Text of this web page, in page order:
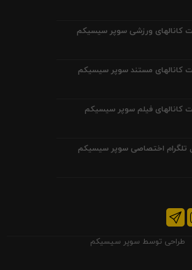
کانالهای ورزشی سوپر سیسیکم
کانالهای مستند سوپر سیسیکم
کانالهای فیلم سوپر سیسیکم
تلگرام اختصاصی سوپر سیسیکم
طراحی توسط سوپر سیسیکم